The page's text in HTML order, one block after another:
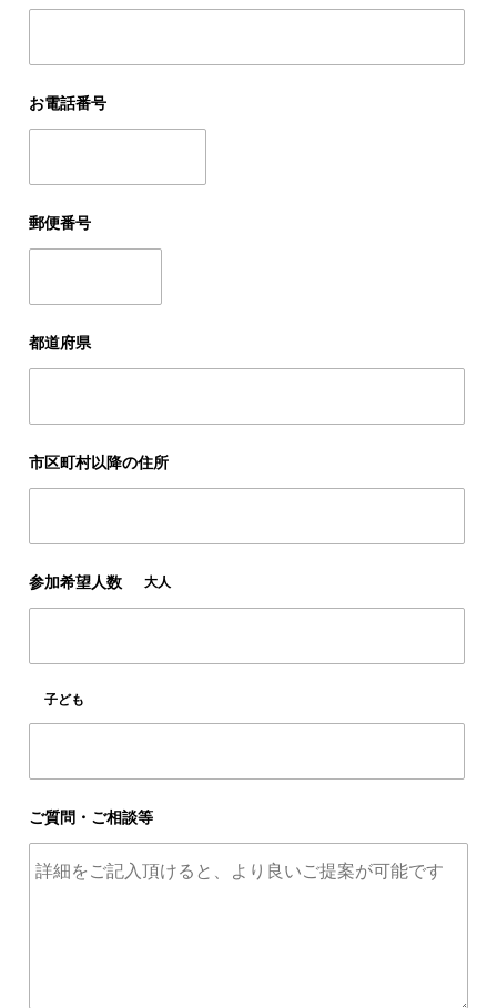
お電話番号
郵便番号
都道府県
市区町村以降の住所
参加希望人数 大人
子ども
ご質問・ご相談等